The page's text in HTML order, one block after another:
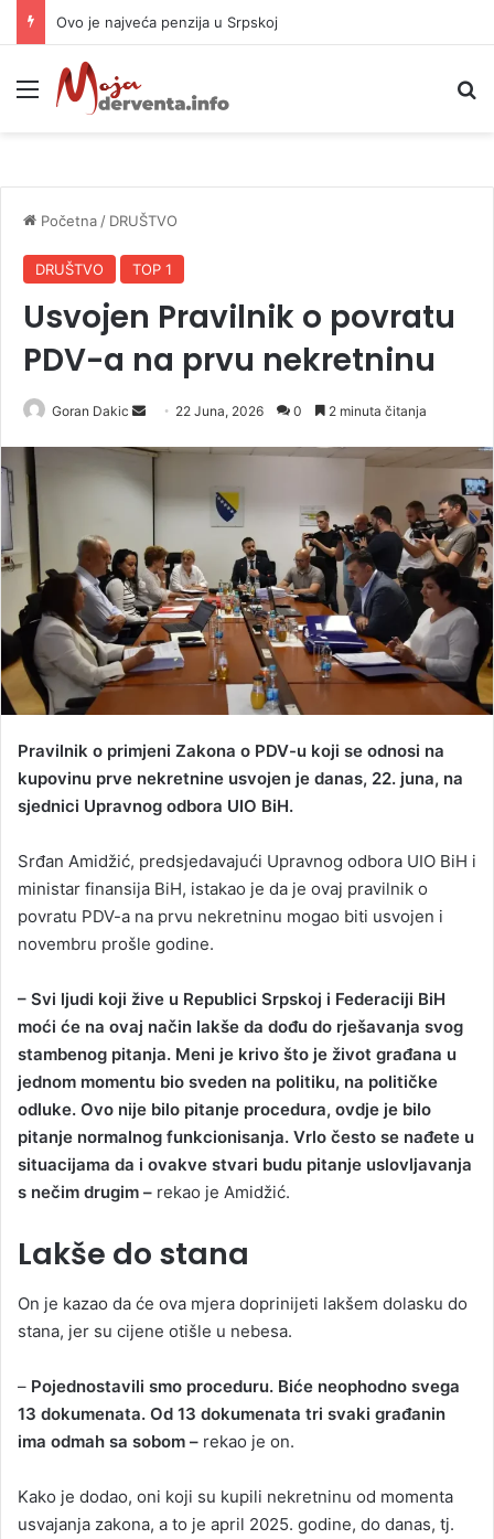
Ovo je najveća penzija u Srpskoj
Meni
Početna / DRUŠTVO
DRUŠTVO TOP 1
Usvojen Pravilnik o povratu
PDV-a na prvu nekretninu
Goran Dakic
d
a
n
e
m
a
i
l
22 Juna, 2026 0 2 minuta čitanja
Pravilnik o primjeni Zakona o PDV-u koji se odnosi na
kupovinu prve nekretnine usvojen je danas, 22. juna, na
sjednici Upravnog odbora UIO BiH.
Srđan Amidžić, predsjedavajući Upravnog odbora UIO BiH i
ministar finansija BiH, istakao je da je ovaj pravilnik o
povratu PDV-a na prvu nekretninu mogao biti usvojen i
novembru prošle godine.
– Svi ljudi koji žive u Republici Srpskoj i Federaciji BiH
moći će na ovaj način lakše da dođu do rješavanja svog
stambenog pitanja. Meni je krivo što je život građana u
jednom momentu bio sveden na politiku, na političke
odluke. Ovo nije bilo pitanje procedura, ovdje je bilo
pitanje normalnog funkcionisanja. Vrlo često se nađete u
situacijama da i ovakve stvari budu pitanje uslovljavanja
s nečim drugim – rekao je Amidžić.
Lakše do stana
On je kazao da će ova mjera doprinijeti lakšem dolasku do
stana, jer su cijene otišle u nebesa.
– Pojednostavili smo proceduru. Biće neophodno svega
13 dokumenata. Od 13 dokumenata tri svaki građanin
ima odmah sa sobom – rekao je on.
Kako je dodao, oni koji su kupili nekretninu od momenta
usvajanja zakona, a to je april 2025. godine, do danas, tj.